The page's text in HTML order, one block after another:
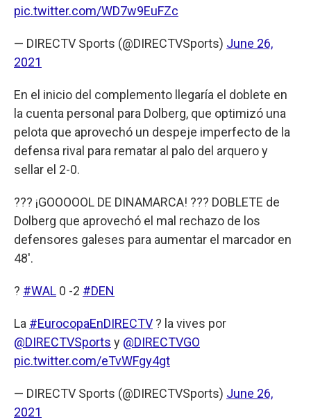
pic.twitter.com/WD7w9EuFZc
— DIRECTV Sports (@DIRECTVSports) June 26,
2021
En el inicio del complemento llegaría el doblete en
la cuenta personal para Dolberg, que optimizó una
pelota que aprovechó un despeje imperfecto de la
defensa rival para rematar al palo del arquero y
sellar el 2-0.
??? ¡GOOOOOL DE DINAMARCA! ??? DOBLETE de
Dolberg que aprovechó el mal rechazo de los
defensores galeses para aumentar el marcador en
48'.
? #WAL 0 -2 #DEN
La #EurocopaEnDIRECTV ? la vives por
@DIRECTVSports y @DIRECTVGO
pic.twitter.com/eTvWFgy4gt
— DIRECTV Sports (@DIRECTVSports) June 26,
2021